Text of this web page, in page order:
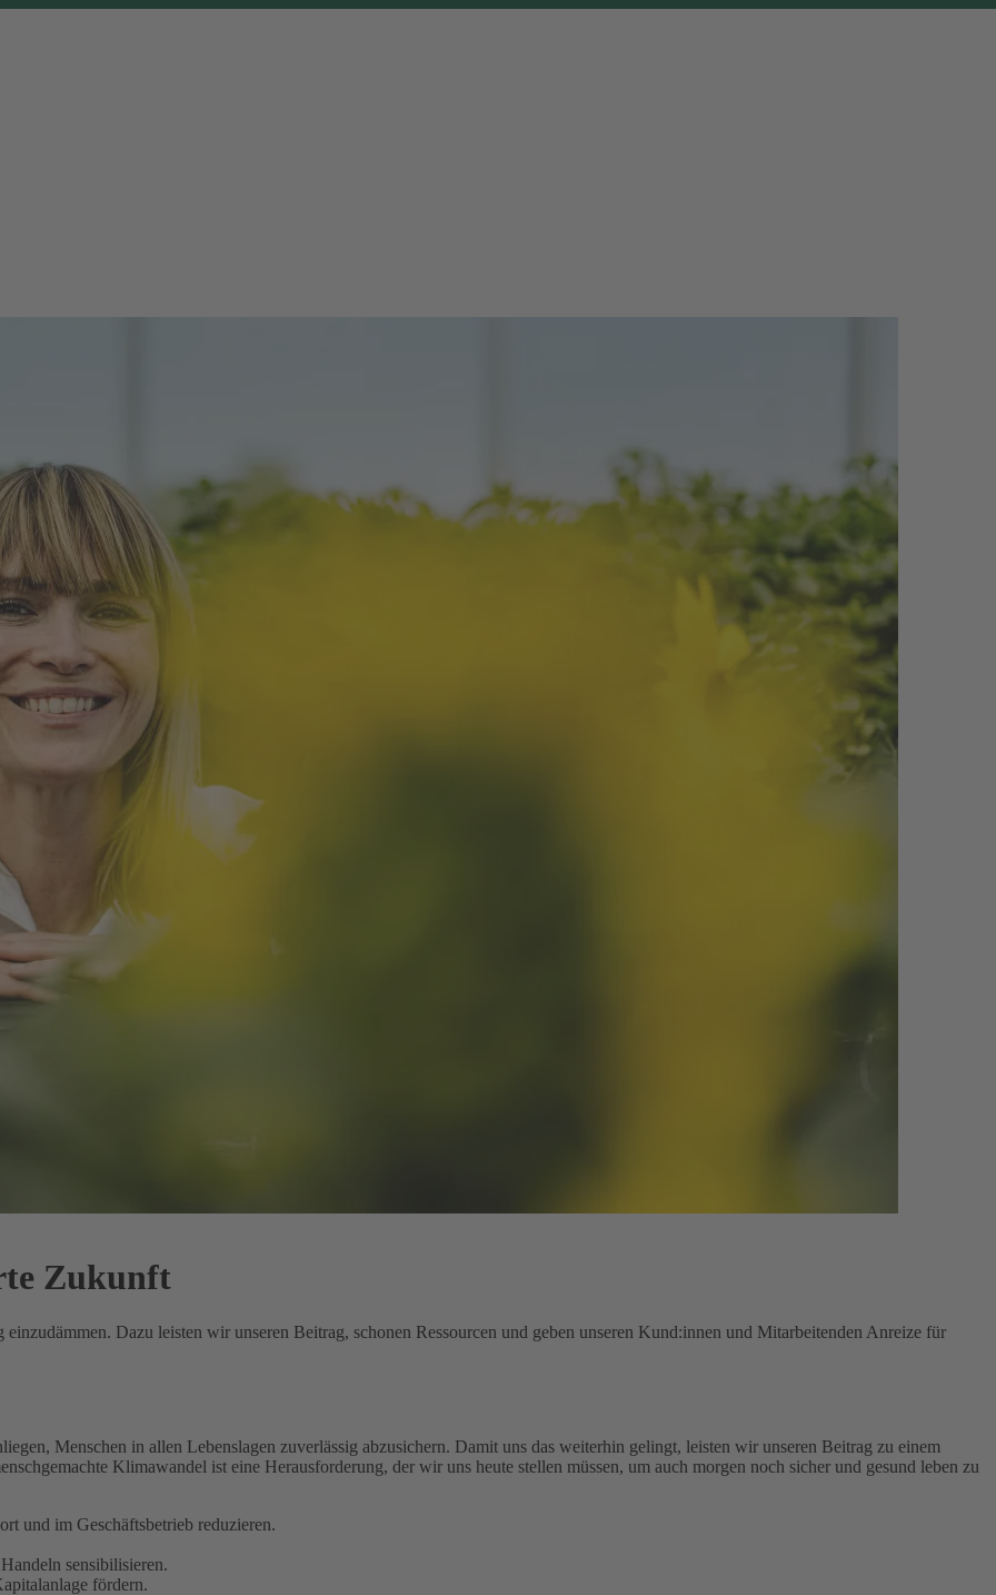
Zukunft
Dazu leisten wir unseren Beitrag, schonen Ressourcen und geben unseren Kund:innen und Mitarbeitenden Anreize für
Menschen in allen Lebenslagen zuverlässig abzusichern. Damit uns das weiterhin gelingt, leisten wir unseren Beitrag zu einem
Klimawandel ist eine Herausforderung, der wir uns heute stellen müssen, um auch morgen noch sicher und gesund leben zu
und im Geschäftsbetrieb reduzieren.
sensibilisieren.
fördern.